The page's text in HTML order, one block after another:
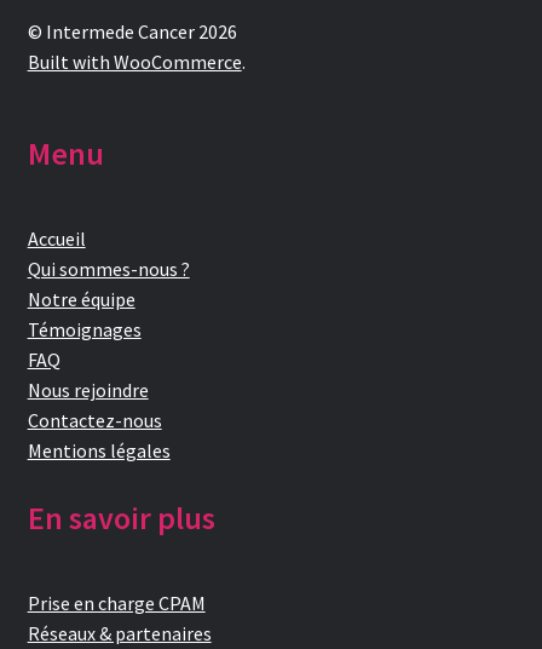
Menu
Accueil
Qui sommes-nous ?
Notre équipe
Témoignages
FAQ
Nous rejoindre
Contactez-nous
Mentions légales
En savoir plus
Prise en charge CPAM
Réseaux & partenaires
© Intermede Cancer 2026
Built with WooCommerce.